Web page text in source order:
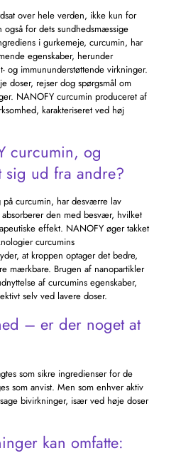
over hele verden, ikke kun for
også for dets sundhedsmæssige
i gurkemeje, curcumin, har
egenskaber, herunder
og immununderstøttende virkninger.
doser, rejser dog spørgsmål om
NANOFY curcumin produceret af
karakteriseret ved høj
curcumin, og
sig ud fra andre?
curcumin, har desværre lav
den med besvær, hvilket
effekt. NANOFY øger takket
curcumins
at kroppen optager det bedre,
mærkbare. Brugen af ​​nanopartikler
af curcumins egenskaber,
selv ved lavere doser.
– er der noget at
som sikre ingredienser for de
som anvist. Men som enhver aktiv
bivirkninger, især ved høje doser
kan omfatte: